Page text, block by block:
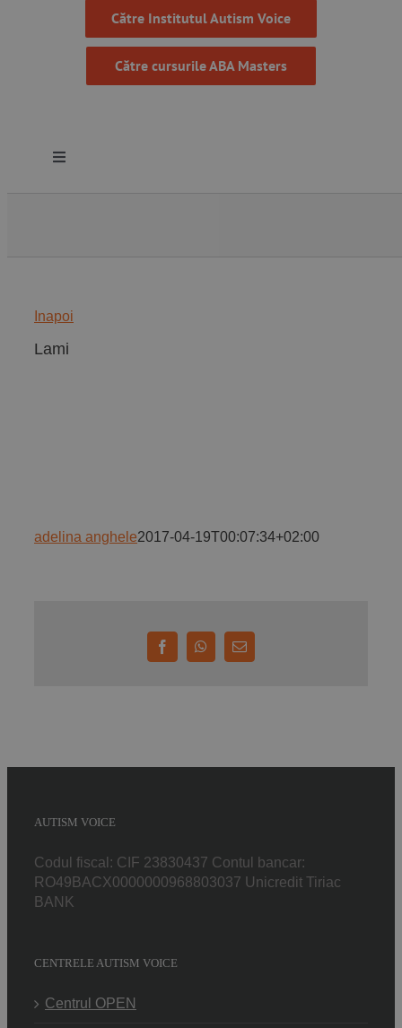
Către Institutul Autism Voice
Către cursurile ABA Masters
Toggle
Programe
Inapoi
Lami
adelina anghele2017-04-19T00:07:34+02:00
FacebookWhatsApp
E-
AUTISM VOICE
Codul fiscal: CIF 23830437 Contul bancar:
RO49BACX0000000968803037 Unicredit Tiriac
BANK
CENTRELE AUTISM VOICE
Centrul OPEN